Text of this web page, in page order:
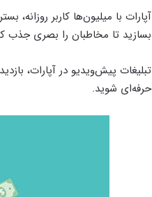
آپارات با میلیون‌ها کاربر
بسازید تا مخاطبان را بصری جذب
تبلیغات پیش‌ویدیو در آپارات،
حرفه‌ای شوید.